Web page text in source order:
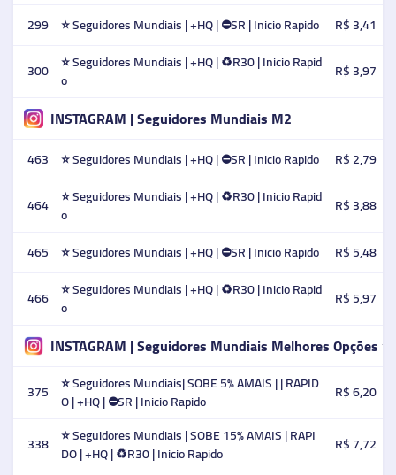
299 ⭐ Seguidores Mundiais | +HQ | ⛔SR | Inicio Rapido
R$ 3,41
300 ⭐ Seguidores Mundiais | +HQ | ♻️R30 | Inicio Rapid
o
R$ 3,97
INSTAGRAM | Seguidores Mundiais M2
463 ⭐ Seguidores Mundiais | +HQ | ⛔SR | Inicio Rapido
R$ 2,79
464 ⭐ Seguidores Mundiais | +HQ | ♻️R30 | Inicio Rapid
o
R$ 3,88
465 ⭐ Seguidores Mundiais | +HQ | ⛔SR | Inicio Rapido
R$ 5,48
466 ⭐ Seguidores Mundiais | +HQ | ♻️R30 | Inicio Rapid
o
R$ 5,97
INSTAGRAM | Seguidores Mundiais Melhores Opções ⭐
375 ⭐ Seguidores Mundiais| SOBE 5% AMAIS | | RAPID
O | +HQ | ⛔SR | Inicio Rapido
R$ 6,20
338 ⭐ Seguidores Mundiais | SOBE 15% AMAIS | RAPI
DO | +HQ | ♻️R30 | Inicio Rapido
R$ 7,72